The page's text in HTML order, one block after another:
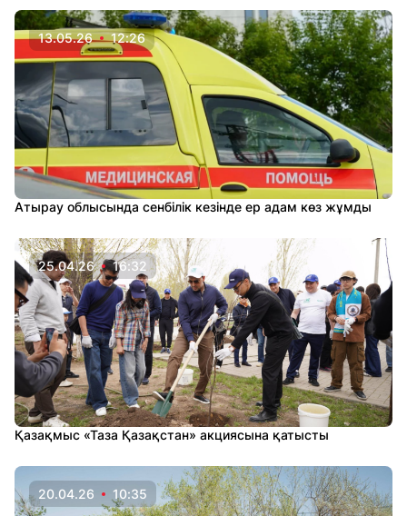
13.05.26 12:26
Атырау облысында сенбілік кезінде ер адам көз жұмды
25.04.26 16:32
Қазақмыс «Таза Қазақстан» акциясына қатысты
20.04.26 10:35